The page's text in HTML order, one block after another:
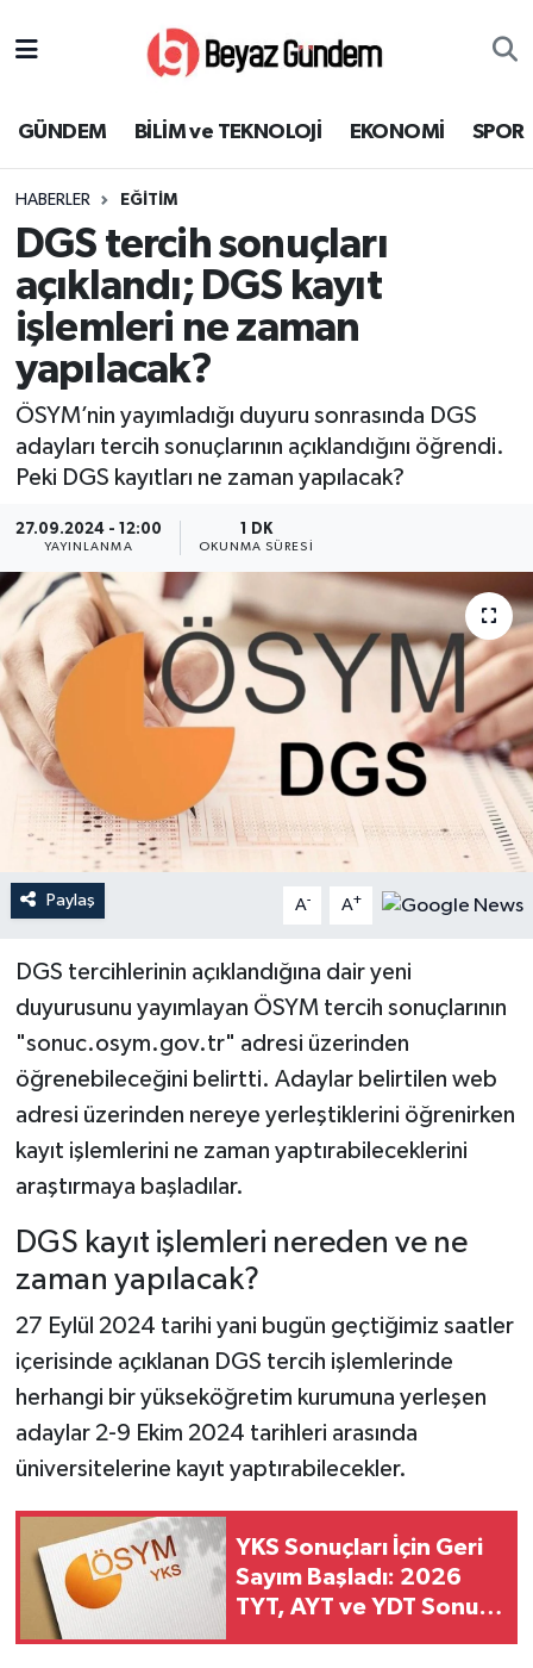
GÜNDEM BİLİM ve TEKNOLOJİ EKONOMİ SPOR
HABERLER EĞİTİM
DGS tercih sonuçları
açıklandı; DGS kayıt
işlemleri ne zaman
yapılacak?
ÖSYM’nin yayımladığı duyuru sonrasında DGS
adayları tercih sonuçlarının açıklandığını öğrendi.
Peki DGS kayıtları ne zaman yapılacak?
27.09.2024 - 12:00
YAYINLANMA
1 DK
OKUNMA SÜRESI
Paylaş A- A+
DGS tercihlerinin açıklandığına dair yeni
duyurusunu yayımlayan ÖSYM tercih sonuçlarının
"sonuc.osym.gov.tr" adresi üzerinden
öğrenebileceğini belirtti. Adaylar belirtilen web
adresi üzerinden nereye yerleştiklerini öğrenirken
kayıt işlemlerini ne zaman yaptırabileceklerini
araştırmaya başladılar.
DGS kayıt işlemleri nereden ve ne
zaman yapılacak?
27 Eylül 2024 tarihi yani bugün geçtiğimiz saatler
içerisinde açıklanan DGS tercih işlemlerinde
herhangi bir yükseköğretim kurumuna yerleşen
adaylar 2-9 Ekim 2024 tarihleri arasında
üniversitelerine kayıt yaptırabilecekler.
YKS Sonuçları İçin Geri
Sayım Başladı: 2026
TYT, AYT ve YDT Sonuç
EKONOMİ
SPOR
SAĞLIK
EĞİTİM
KÜLTÜR SANAT
YEREL
Süper Lig Puan Durumu ve Fikstür
Tüm Manşetler
Son Dakika Haberleri
Haber Arşivi